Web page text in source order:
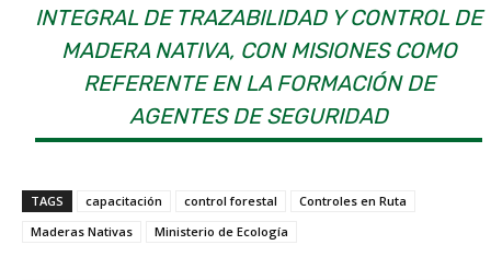
INTEGRAL DE TRAZABILIDAD Y CONTROL DE
MADERA NATIVA, CON MISIONES COMO
REFERENTE EN LA FORMACIÓN DE
AGENTES DE SEGURIDAD
TAGS capacitación control forestal
Controles en Ruta
Maderas Nativas
Ministerio de Ecología